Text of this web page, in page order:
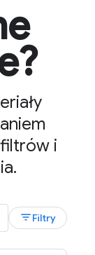
i
filter_listFiltry